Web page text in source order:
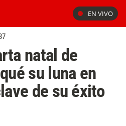
EN VIVO
natal de
su luna en
de su éxito